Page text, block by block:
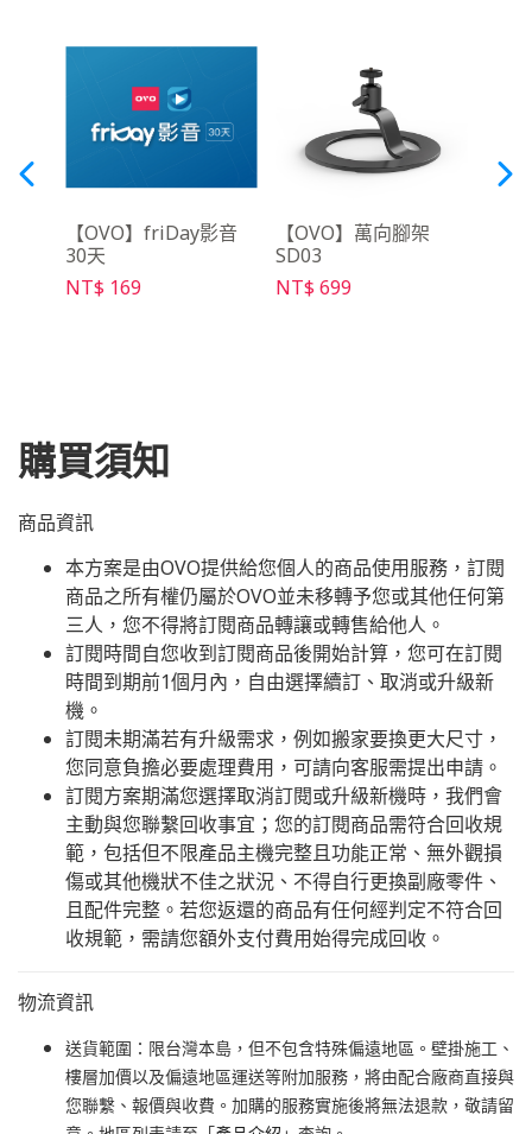
【OVO】friDay影音
30天
NT$ 169
【OVO】萬向腳架
SD03
NT$ 699
購買須知
商品資訊
本方案是由OVO提供給您個人的商品使用服務，訂閱
商品之所有權仍屬於OVO並未移轉予您或其他任何第
三人，您不得將訂閱商品轉讓或轉售給他人。
訂閱時間自您收到訂閱商品後開始計算，您可在訂閱
時間到期前1個月內，自由選擇續訂、取消或升級新
機。
訂閱未期滿若有升級需求，例如搬家要換更大尺寸，
您同意負擔必要處理費用，可請向客服需提出申請。
訂閱方案期滿您選擇取消訂閱或升級新機時，我們會
主動與您聯繫回收事宜；您的訂閱商品需符合回收規
範，包括但不限產品主機完整且功能正常、無外觀損
傷或其他機狀不佳之狀況、不得自行更換副廠零件、
且配件完整。若您返還的商品有任何經判定不符合回
收規範，需請您額外支付費用始得完成回收。
物流資訊
送貨範圍：限台灣本島，但不包含特殊偏遠地區。壁掛施工、
樓層加價以及偏遠地區運送等附加服務，將由配合廠商直接與
您聯繫、報價與收費。加購的服務實施後將無法退款，敬請留